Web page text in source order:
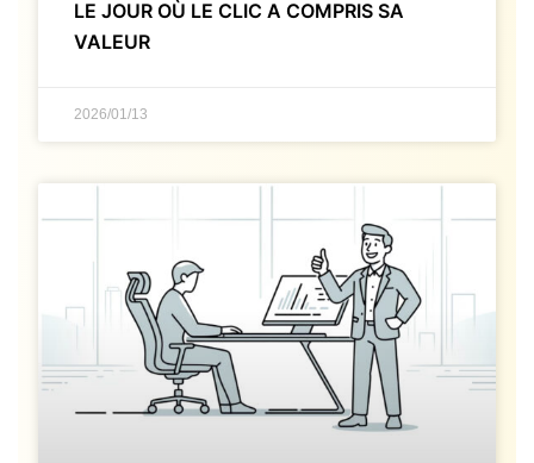
LE JOUR OÙ LE CLIC A COMPRIS SA
VALEUR
2026/01/13